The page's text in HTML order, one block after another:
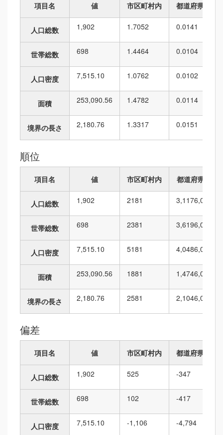
項目名 値 市区町村内 都道府県内
人口総数 1,902 1.7052 0.0141
世帯総数 698 1.4464 0.0104
人口密度 7,515.10 1.0762 0.0102
面積 253,090.56 1.4782 0.0114
境界の長さ 2,180.76 1.3317 0.0151
順位
項目名 値 市区町村内 都道府県内
人口総数 1,902 2181 3,1176,010
世帯総数 698 2381 3,6196,010
人口密度 7,515.10 5181 4,0486,010
面積 253,090.56 1881 1,4746,010
境界の長さ 2,180.76 2581 2,1046,010
偏差
項目名 値 市区町村内 都道府県内
人口総数 1,902 525 -347
世帯総数 698 102 -417
人口密度 7,515.10 -1,106 -4,794